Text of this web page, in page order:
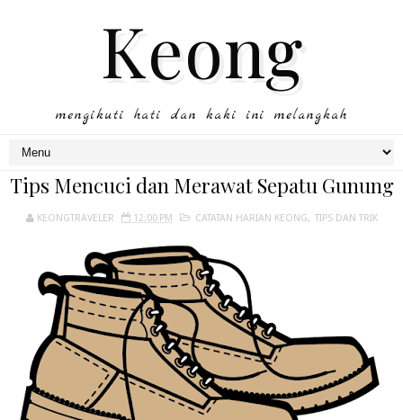
Keong
mengikuti hati dan kaki ini melangkah
Tips Mencuci dan Merawat Sepatu Gunung
KEONGTRAVELER 12:00 PM CATATAN HARIAN KEONG, TIPS DAN TRIK